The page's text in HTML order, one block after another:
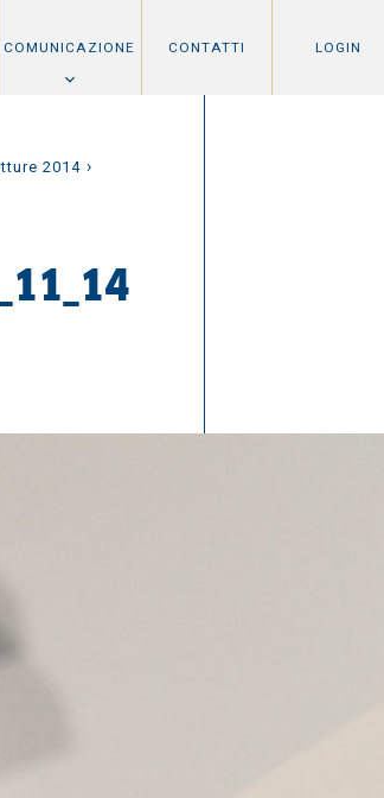
COMUNICAZIONE CONTATTI LOGIN
2014 ›